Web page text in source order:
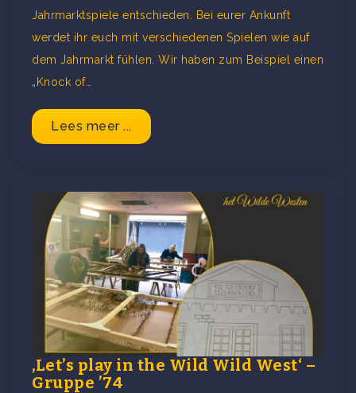
Jahrmarktspiele entschieden. Bei eurer Ankunft
werdet ihr euch mit verschiedenen Spielen wie auf
dem Jahrmarkt fühlen. Wir haben zum Beispiel einen
„Knock of…
Lees meer ...
‚Let’s play in the Wild Wild West‘ –
Gruppe ’74